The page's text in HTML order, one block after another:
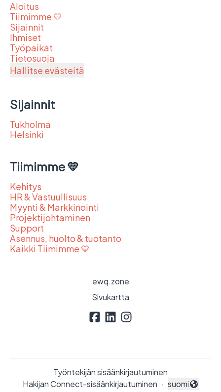
Aloitus
Tiimimme 💛
Sijainnit
Ihmiset
Työpaikat
Tietosuoja
Hallitse evästeitä
Sijainnit
Tukholma
Helsinki
Tiimimme 💛
Kehitys
HR & Vastuullisuus
Myynti & Markkinointi
Projektijohtaminen
Support
Asennus, huolto & tuotanto
Kaikki Tiimimme 💛
ewq.zone
Sivukartta
Työntekijän sisäänkirjautuminen
Hakijan Connect-sisäänkirjautuminen · Vaihda kieli
suomi